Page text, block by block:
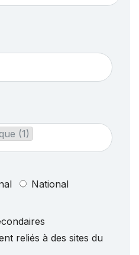
(1)
National
reliés à des sites du